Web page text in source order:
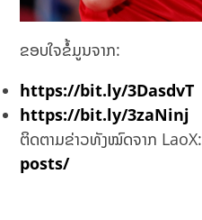
ຂອບໃຈຂໍ້ມູນຈາກ:
https://bit.ly/3DasdvT
https://bit.ly/3zaNinj
ຕິດຕາມຂ່າວທັງໝົດຈາກ LaoX:
posts/